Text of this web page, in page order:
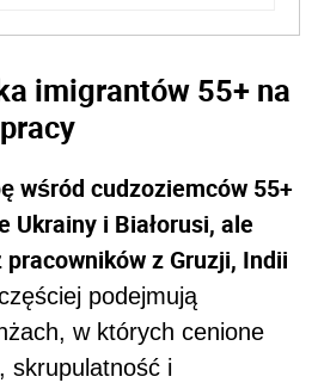
imigrantów 55+ na
wśród cudzoziemców 55+
Ukrainy i Białorusi, ale
z Gruzji, Indii
podejmują
w których cenione
skrupulatność i